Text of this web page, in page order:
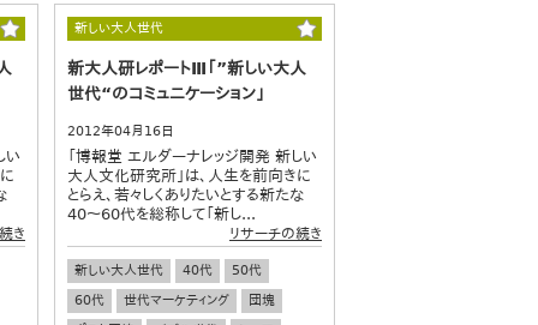
い
き
新しい大人世代
新大人研レポートⅢ「”新しい大人
世代“のコミュニケーション」
2012年04月16日
「博報堂 エルダーナレッジ開発 新しい
大人文化研究所」は、人生を前向きに
とらえ、若々しくありたいとする新たな
40～60代を総称して「新し...
リサーチの続き
新しい大人世代 40代
50代
60代
世代マーケティング
団塊